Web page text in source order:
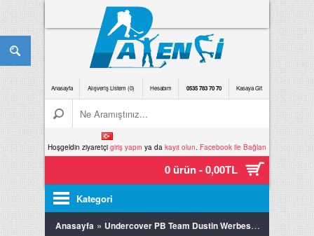
Anasayfa Alışveriş Listem (0) Hesabım 0535 783 70 70 Kasaya Git
Hoşgeldin ziyaretçi giriş yapın ya da kayıt olun. Facebook ile Bağlan
0 ürün - 0,00TL
Kategori
Anasayfa » Undercover PB Team Dustin Werbeski Pro Tekerlek Seti